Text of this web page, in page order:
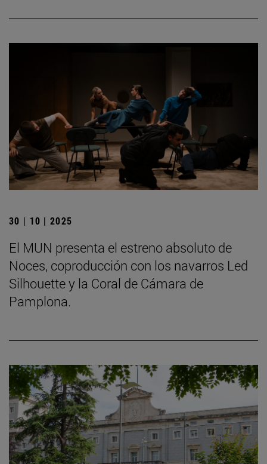
30 | 10 | 2025
El MUN presenta el estreno absoluto de
Noces, coproducción con los navarros Led
Silhouette y la Coral de Cámara de
Pamplona.